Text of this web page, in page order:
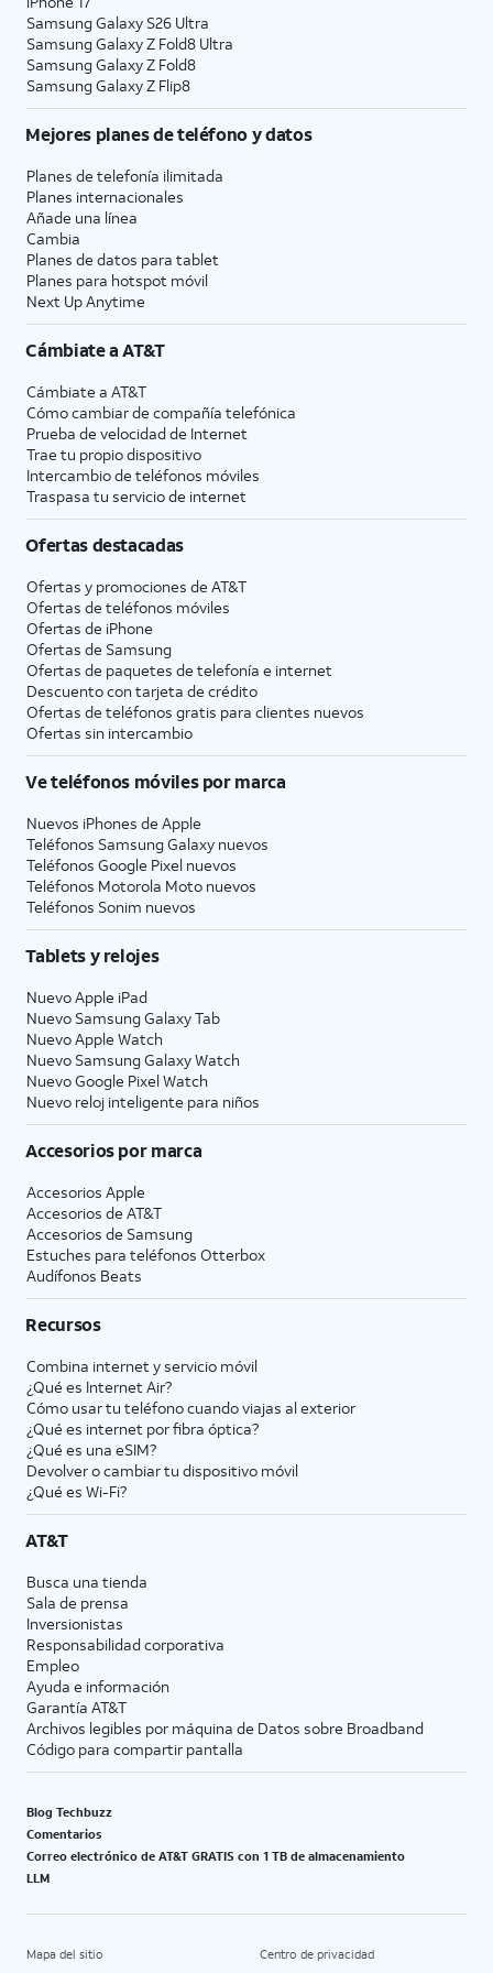
11. TocaContinuar
12. TocaEnable Location Services
13.
Si ya iniciaste sesión en un ID de Apple
iPhone, podrás tocar
configurar Apple Pay, que te permite vincular
tus tarjetas de débito o crédito a tu iPhone.
Luego puedes usar tu iPhone para pagar
artículos digitales y físicos o transferir dinero
a tus contactos.
14. TocaContinue
configurar Siri, el
asistente digital
integrado en iOS. Es
posible que se te pida
frases como parte del
proceso de
configuración.
oprimido el botón
15.
Toca
Continue
para
configurar
time.
Screen Time, que te ayuda a
llevar un registro de tu uso
iPhone, establecer límites de
tiempo para las aplicaciones o
contactos con los que puedes
interactuar entre horarios
establecidos durante el día. Si
usas las funcionalidades Family
16. TocaContinuar
17. TocaShare with
App Developers
para permitir que
Apple envíe
informes anónimos
sobre la actividad
de tu aplicación y
los problemas que
tienes al
una aplicación. De
lo contrario, toca
Don't Share
Después de completar
este paso, tu iPhone
pantalla de inicio con
18. ¡Completaste los pasos!
Samsung Galaxy S26 Ultra
Samsung Galaxy Z Fold8 Ultra
Samsung Galaxy Z Fold8
Samsung Galaxy Z Flip8
Mejores planes de teléfono y datos
Planes de telefonía ilimitada
Planes internacionales
Añade una línea
Cambia
Planes de datos para tablet
Planes para hotspot móvil
Next Up Anytime
Cámbiate aAT&T
Cámbiate a AT&T
Cómo cambiar de compañía telefónica
Prueba de velocidad de Internet
Trae tu propio dispositivo
Intercambio de teléfonos móviles
Traspasa tu servicio de internet
Ofertas destacadas
Ofertas y promociones de AT&T
Ofertas de teléfonos móviles
Ofertas de iPhone
Ofertas de Samsung
Ofertas de paquetes de telefonía e internet
Descuento con tarjeta de crédito
Ofertas de teléfonos gratis para clientes nuevos
Ofertas sin intercambio
Ve teléfonos móviles por marca
Nuevos iPhones de Apple
Teléfonos Samsung Galaxy nuevos
Teléfonos Google Pixel nuevos
Teléfonos Motorola Moto nuevos
Teléfonos Sonim nuevos
Tablets y relojes
Nuevo Apple iPad
Nuevo Samsung Galaxy Tab
Nuevo Apple Watch
Nuevo Samsung Galaxy Watch
Nuevo Google Pixel Watch
Nuevo reloj inteligente para niños
Accesorios por marca
Accesorios Apple
Accesorios de AT&T
Accesorios de Samsung
Estuches para teléfonos Otterbox
Audífonos Beats
Recursos
Combina internet y servicio móvil
¿Qué es Internet Air?
Cómo usar tu teléfono cuando viajas al exterior
¿Qué es internet por fibra óptica?
¿Qué es una eSIM?
Devolver o cambiar tu dispositivo móvil
¿Qué es Wi-Fi?
AT&T
Busca una tienda
Sala de prensa
Inversionistas
Responsabilidad corporativa
Empleo
Ayuda e información
Garantía AT&T
Archivos legibles por máquina de Datos sobre Broadband
Código para compartir pantalla
Blog Techbuzz
Comentarios
Correo electrónico de AT&T GRATIS con 1 TB de almacenamiento
LLM
Mapa del sitio Centro de privacidad